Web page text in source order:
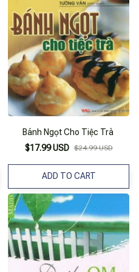
Bánh Ngọt Cho Tiệc Trà
$17.99 USD $24.99 USD
ADD TO CART